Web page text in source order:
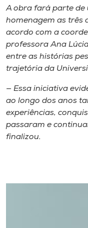
A obra fará parte de
homenagem as três
acordo com a
professora Ana
entre as histórias
trajetória da
— Essa iniciativa
ao longo dos anos
experiências,
passaram e
finalizou.